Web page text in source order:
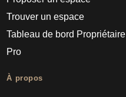
Trouver un espace
Tableau de bord Propriétaire
Pro
À propos